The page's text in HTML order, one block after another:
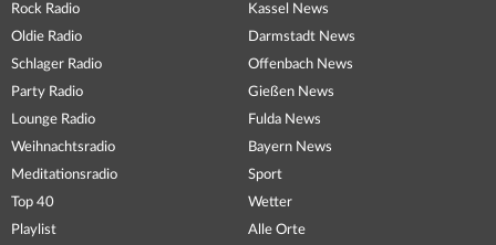
Rock Radio
Oldie Radio
Schlager Radio
Party Radio
Lounge Radio
Weihnachtsradio
Meditationsradio
Top 40
Playlist
Kassel News
Darmstadt News
Offenbach News
Gießen News
Fulda News
Bayern News
Sport
Wetter
Alle Orte